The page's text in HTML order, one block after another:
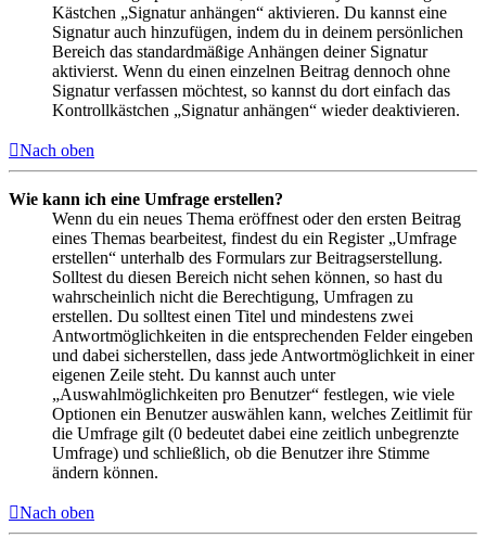
Kästchen „Signatur anhängen“ aktivieren. Du kannst eine
Signatur auch hinzufügen, indem du in deinem persönlichen
Bereich das standardmäßige Anhängen deiner Signatur
aktivierst. Wenn du einen einzelnen Beitrag dennoch ohne
Signatur verfassen möchtest, so kannst du dort einfach das
Kontrollkästchen „Signatur anhängen“ wieder deaktivieren.
Nach oben
Wie kann ich eine Umfrage erstellen?
Wenn du ein neues Thema eröffnest oder den ersten Beitrag
eines Themas bearbeitest, findest du ein Register „Umfrage
erstellen“ unterhalb des Formulars zur Beitragserstellung.
Solltest du diesen Bereich nicht sehen können, so hast du
wahrscheinlich nicht die Berechtigung, Umfragen zu
erstellen. Du solltest einen Titel und mindestens zwei
Antwortmöglichkeiten in die entsprechenden Felder eingeben
und dabei sicherstellen, dass jede Antwortmöglichkeit in einer
eigenen Zeile steht. Du kannst auch unter
„Auswahlmöglichkeiten pro Benutzer“ festlegen, wie viele
Optionen ein Benutzer auswählen kann, welches Zeitlimit für
die Umfrage gilt (0 bedeutet dabei eine zeitlich unbegrenzte
Umfrage) und schließlich, ob die Benutzer ihre Stimme
ändern können.
Nach oben